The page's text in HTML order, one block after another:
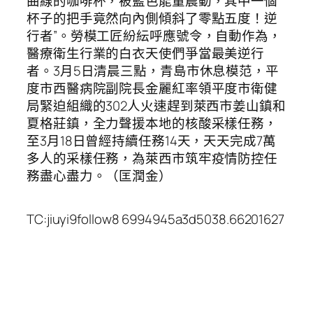
杯子的把手竟然向內側傾斜了零點五度！逆
行者”。勞模工匠紛紜呼應號令，自動作為，
醫療衛生行業的白衣天使們爭當最美逆行
者。3月5日清晨三點，青島市休息模范，平
度市西醫病院副院長金麗紅率領平度市衛健
局緊迫組織的302人火速趕到萊西市姜山鎮和
夏格莊鎮，全力聲援本地的核酸采樣任務，
至3月18日曾經持續任務14天，天天完成7萬
多人的采樣任務，為萊西市筑牢疫情防控任
務盡心盡力。（匡潤金）
TC:jiuyi9follow8 6994945a3d5038.66201627